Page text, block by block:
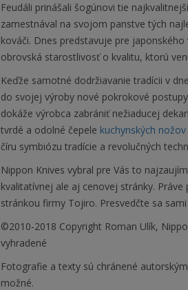
Feudáli prinášali šogúnovi tie
zamestnával na svojom panstve tých
kováči. Dnes predstavuje pre
obrovská starostlivosť o kvalitu, ktorú
Keďže samotné dodržiavanie tradícii v
do svojej výroby nové pokrokové
dokáže výrobca zabrániť nežiaducej
tvrdé a odolné čepele kuchynských
číru symbiózu tradície a revolučných
Nippon Knives vybral pre Vás to
kvalitatívnej ale aj cenovej stránky.
stránkou firmy Tojiro. Presvedčte sa
©2010-2018 Copyright Roman Ulík,
vyhradené
Fotografie a texty sú chránené
možné.